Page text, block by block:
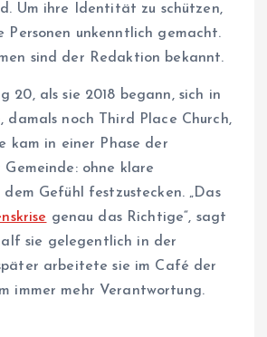
Um ihre Identität zu schützen,
Personen unkenntlich gemacht.
sind der Redaktion bekannt.
20, als sie 2018 begann, sich in
damals noch Third Place Church,
kam in einer Phase der
Gemeinde: ohne klare
dem Gefühl festzustecken. „Das
genau das Richtige“, sagt
sie gelegentlich in der
arbeitete sie im Café der
immer mehr Verantwortung.